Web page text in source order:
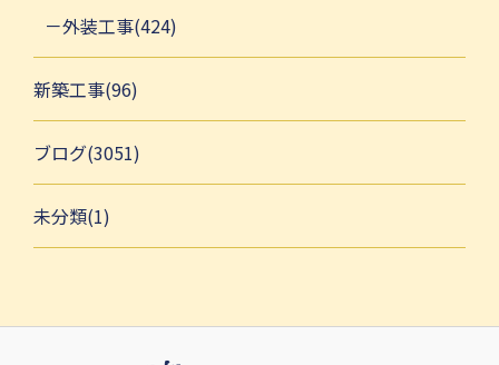
外装工事(424)
新築工事(96)
ブログ(3051)
未分類(1)